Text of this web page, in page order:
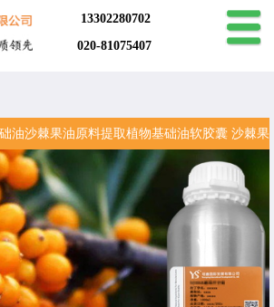
13302280702
020-81075407
油沙棘果油原料提取植物基础油软胶囊 沙棘果
核提取物 植物香料油